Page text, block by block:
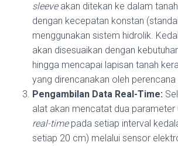
sleeveakan ditekan ke dalam
dengan kecepatan konstan
menggunakan sistem hidrolik.
akan disesuaikan dengan
hingga mencapai lapisan tanah
yang direncanakan oleh perencana
Pengambilan Data Real-Time:
alat akan mencatat dua
real-timepada setiap interval
setiap 20 cm) melalui sensor